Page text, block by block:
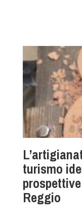
turismo
Reggio